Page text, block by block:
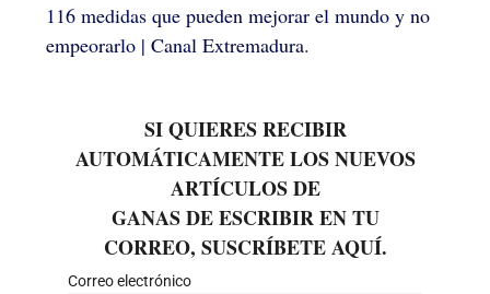
116 medidas que pueden mejorar el mundo y no
empeorarlo | Canal Extremadura.
SI QUIERES RECIBIR
AUTOMÁTICAMENTE LOS NUEVOS
ARTÍCULOS DE
GANAS DE ESCRIBIR EN TU
CORREO, SUSCRÍBETE AQUÍ.
Correo electrónico